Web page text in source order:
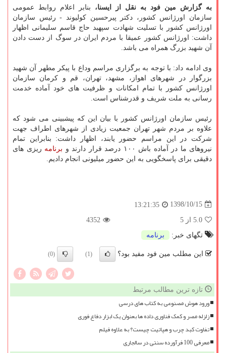
به گزارش مین فود به نقل از ایسنا، بنابر اعلام روابط عمومی
سازمان اورژانس كشور، دكتر پیرحسین كولیوند - رئیس سازمان
اورژانس كشور با تسلیت شهادت سپهبد حاج قاسم سلیمانی اظهار
داشت: اورژانس كشور عمیقا با مردم ایران در سوگ از دست دادن
آن شهید بزرگ همراه می باشد.
وی ادامه داد: با توجه به برگزاری مراسم وداع با پیكر مطهر آن شهید
بزرگوار در شهرهای اهواز، مشهد، تهران، قم و كرمان سازمان
اورژانس كشور با تمام امكانات و ظرفیت های خود آماده خدمت
رسانی به ملت شریف و قدرشناس است.
رئیس سازمان اورژانس كشور با بیان این كه پیشبینی می شود كه
علاوه بر مردم شهر تهران جمعیت زیادی از شهرهای اطراف جهت
شركت در این مراسم حضور یابند، اظهار داشت: بنابراین تمام
نیروهای ما در آماده باش ۱۰۰ درصد قرار دارند و
برنامه ریزی های
دقیقی برای پاسخگویی به این حضور میلیونی انجام دادیم.
1398/10/15
13:21:35
5.0 از 5
4352
تگهای خبر:
برنامه
این مطلب مین فود مفید بود؟ (1)
(0)
تازه ترین مطالب مرتبط
ورود هوش مصنوعی به کتاب های درسی
زلزله مصر و کمک فناوری داده ها بعنوان یک ابزار دفاع فوری
تفاوت کبد چرب و هپاتیت چیست؟ به علاوه فیلم
معرفی 100 فرآورده سنتی در سالجاری